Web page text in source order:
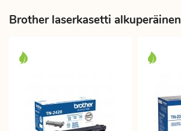
Brother laserkasetti alkuperäinen